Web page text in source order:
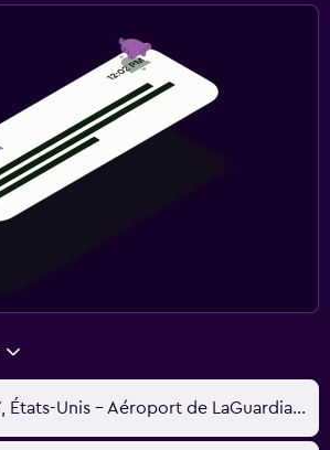
New York, NY, États-Unis - Aéroport de LaGuardia (LGA)